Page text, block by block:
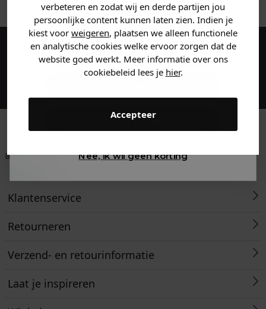
verbeteren en zodat wij en derde partijen jou
persoonlijke content kunnen laten zien. Indien je
kiest voor weigeren, plaatsen we alleen functionele
en analytische cookies welke ervoor zorgen dat de
website goed werkt. Meer informatie over ons
cookiebeleid lees je hier.
Accepteer
Maak een account aan en ontvang 5%
korting op je eerste bestelling!
Betaal achteraf met
Voor 23:59 besteld
Klanten beoordelen
Klantenservice
Retourneren
Verzend- en retourinformatie
Laat je inspireren
Heren kleding
Dames kleding
Gewoon rondkijken
Nee, ik wil geen korting